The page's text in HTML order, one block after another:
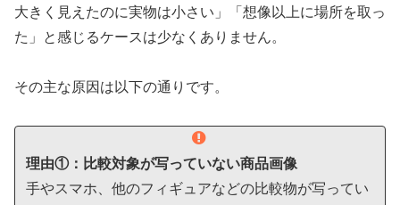
大きく見えたのに実物は小さい」「想像以上に場所を取っ
た」と感じるケースは少なくありません。
その主な原因は以下の通りです。
理由①：比較対象が写っていない商品画像
手やスマホ、他のフィギュアなどの比較物が写ってい